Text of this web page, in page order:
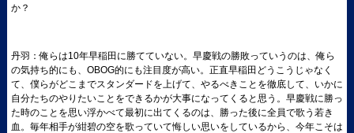
か？
丹羽：俺らは10年早稲田に勝てていない。早慶戦の勝敗っていうのは、俺ら
の気持ち的にも、OBOG的にも注目度が高い。正直早稲田どうこうじゃなく
て、僕らがどこまでスタンダードを上げて、やるべきことを徹底して、いかに
自分たちのやりたいことをできるかが大事になってくると思う。早慶戦に勝っ
た時のことを思い浮かべて最初に出てくるのは、勝った後に全員で歌う若き
血。毎年相手が紺碧の空を歌っていて悔しい思いをしているから、今年こそは